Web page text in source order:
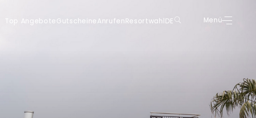
Top AngeboteGutscheineAnrufenResortwahlDE Menü